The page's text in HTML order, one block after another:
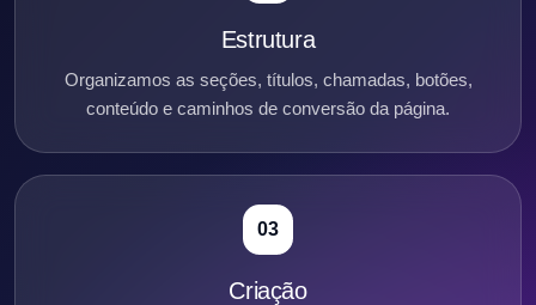
Estrutura
Organizamos as seções, títulos, chamadas, botões,
conteúdo e caminhos de conversão da página.
03
Criação